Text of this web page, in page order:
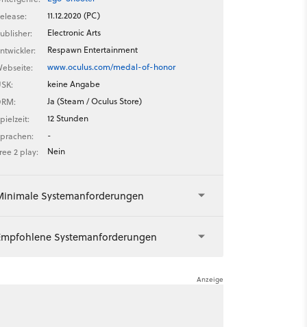
11.12.2020 (PC)
Electronic Arts
Respawn Entertainment
www.oculus.com/medal-of-honor
keine Angabe
Ja (Steam / Oculus Store)
12 Stunden
-
2 play:
Nein
Systemanforderungen
Systemanforderungen